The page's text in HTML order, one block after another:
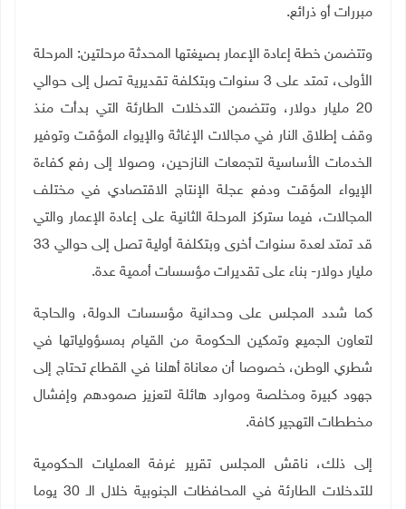
مبررات أو ذرائع.
وتتضمن خطة إعادة الإعمار بصيغتها المحدثة مرحلتين: المرحلة
الأولى، تمتد على 3 سنوات وبتكلفة تقديرية تصل إلى حوالي
20 مليار دولار، وتتضمن التدخلات الطارئة التي بدأت منذ
وقف إطلاق النار في مجالات الإغاثة والإيواء المؤقت وتوفير
الخدمات الأساسية لتجمعات النازحين، وصولا إلى رفع كفاءة
الإيواء المؤقت ودفع عجلة الإنتاج الاقتصادي في مختلف
المجالات، فيما ستركز المرحلة الثانية على إعادة الإعمار والتي
قد تمتد لعدة سنوات أخرى وبتكلفة أولية تصل إلى حوالي 33
مليار دولار- بناء على تقديرات مؤسسات أممية عدة.
كما شدد المجلس على وحدانية مؤسسات الدولة، والحاجة
لتعاون الجميع وتمكين الحكومة من القيام بمسؤولياتها في
شطري الوطن، خصوصا أن معاناة أهلنا في القطاع تحتاج إلى
جهود كبيرة ومخلصة وموارد هائلة لتعزيز صمودهم وإفشال
مخططات التهجير كافة.
إلى ذلك، ناقش المجلس تقرير غرفة العمليات الحكومية
للتدخلات الطارئة في المحافظات الجنوبية خلال الـ 30 يوما